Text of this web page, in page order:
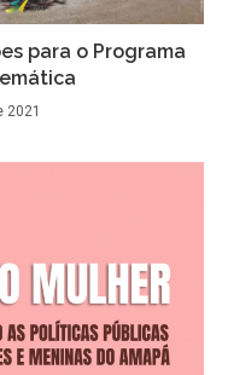
para o Programa
2021